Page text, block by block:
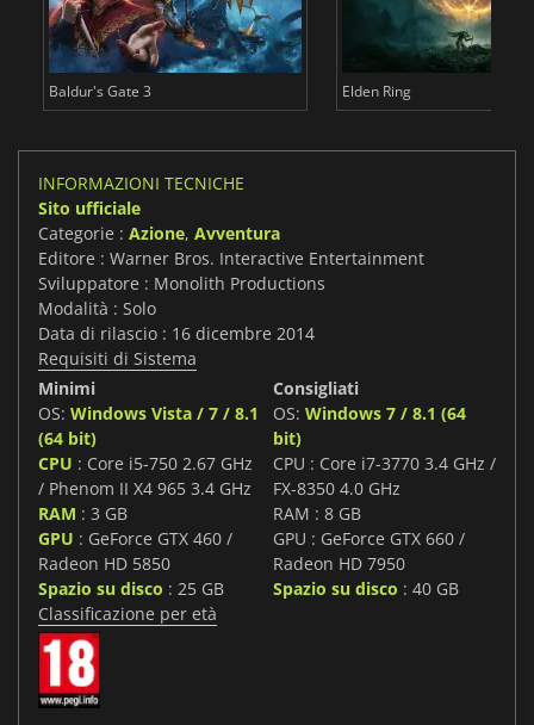
Baldur's Gate 3 Elden Ring
INFORMAZIONI TECNICHE
Sito ufficiale
Categorie : Azione, Avventura
Editore : Warner Bros. Interactive Entertainment
Sviluppatore : Monolith Productions
Modalità : Solo
Data di rilascio : 16 dicembre 2014
Requisiti di Sistema
Minimi
OS: Windows Vista / 7 / 8.1
(64 bit)
CPU : Core i5-750 2.67 GHz
/ Phenom II X4 965 3.4 GHz
RAM : 3 GB
GPU : GeForce GTX 460 /
Radeon HD 5850
Spazio su disco : 25 GB
Consigliati
OS: Windows 7 / 8.1 (64
bit)
CPU : Core i7-3770 3.4 GHz /
FX-8350 4.0 GHz
RAM : 8 GB
GPU : GeForce GTX 660 /
Radeon HD 7950
Spazio su disco : 40 GB
Classificazione per età